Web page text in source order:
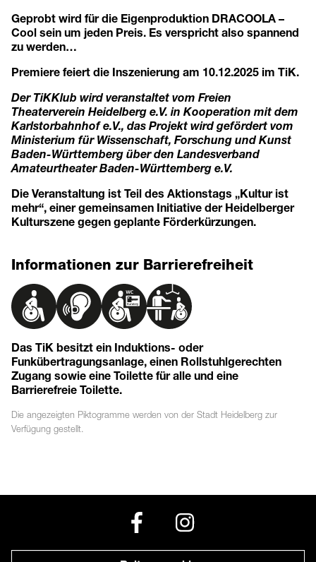
Geprobt wird für die Eigenproduktion DRACOOLA –
Cool sein um jeden Preis. Es verspricht also spannend
zu werden…
Premiere feiert die Inszenierung am 10.12.2025 im TiK.
Der TiKKlub wird veranstaltet vom Freien
Theaterverein Heidelberg e.V. in Kooperation mit dem
Karlstorbahnhof e.V., das Projekt wird gefördert vom
Ministerium für Wissenschaft, Forschung und Kunst
Baden-Württemberg über den Landesverband
Amateurtheater Baden-Württemberg e.V.
Die Veranstaltung ist Teil des Aktionstags „Kultur ist
mehr“, einer gemeinsamen Initiative der Heidelberger
Kulturszene gegen geplante Förderkürzungen.
Informationen zur Barrierefreiheit
Das TiK besitzt ein Induktions- oder
Funkübertragungsanlage, einen Rollstuhlgerechten
Zugang sowie eine Toilette für alle und eine
Barrierefreie Toilette.
Die angezeigten Piktogramme werden von der Stadt Heidelberg zur
Verfügung gestellt.